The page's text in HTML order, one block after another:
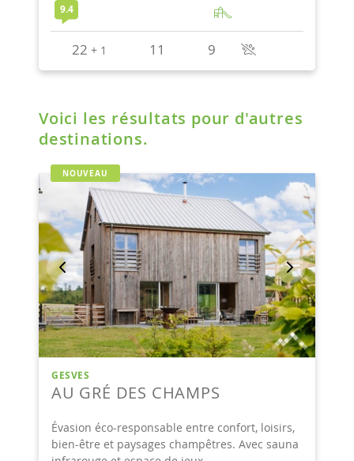
Voici les résultats pour d'autres
destinations.